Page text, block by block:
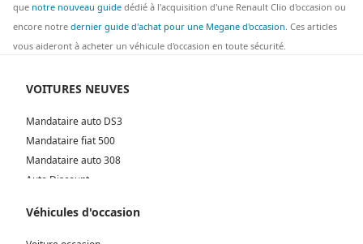
que notre nouveau guide dédié à l'acquisition d'une Renault Clio d'occasion ou
encore notre dernier guide d'achat pour une Megane d'occasion. Ces articles
vous aideront à acheter un véhicule d'occasion en toute sécurité.
VOITURES NEUVES
Mandataire auto DS3
Mandataire fiat 500
Mandataire auto 308
Auto Discount
Mandataire Lyon
Mandataire Toulouse
Véhicules d'occasion